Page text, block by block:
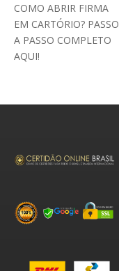
COMO ABRIR FIRMA
EM CARTÓRIO? PASSO
A PASSO COMPLETO
AQUI!